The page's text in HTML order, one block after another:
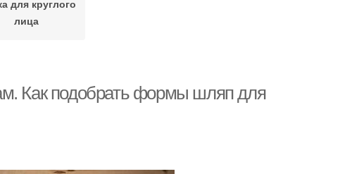
для круглого
лица
Как подобрать формы шляп для